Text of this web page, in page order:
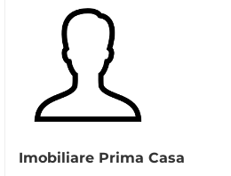
Imobiliare Prima Casa